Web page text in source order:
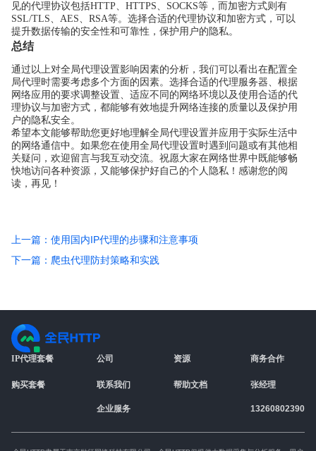
见的代理协议包括HTTP、HTTPS、SOCKS等，而加密方式则有
SSL/TLS、AES、RSA等。选择合适的代理协议和加密方式，可以
提升数据传输的安全性和可靠性，保护用户的隐私。
总结
通过以上对全局代理设置影响因素的分析，我们可以看出在配置全
局代理时需要考虑多个方面的因素。选择合适的代理服务器、根据
网络应用的要求调整设置、适应不同的网络环境以及使用合适的代
理协议与加密方式，都能够有效地提升网络连接的质量以及保护用
户的隐私安全。
希望本文能够帮助您更好地理解全局代理设置并应用于实际生活中
的网络通信中。如果您在使用全局代理设置时遇到问题或有其他相
关疑问，欢迎留言与我互动交流。祝愿大家在网络世界中既能够畅
快地访问各种资源，又能够保护好自己的个人隐私！感谢您的阅
读，再见！
上一篇：使用国内IP代理的步骤和注意事项
下一篇：爬虫代理防封策略和实践
IP代理套餐
购买套餐
公司
联系我们
企业服务
资源
帮助文档
商务合作
张经理
13260802390